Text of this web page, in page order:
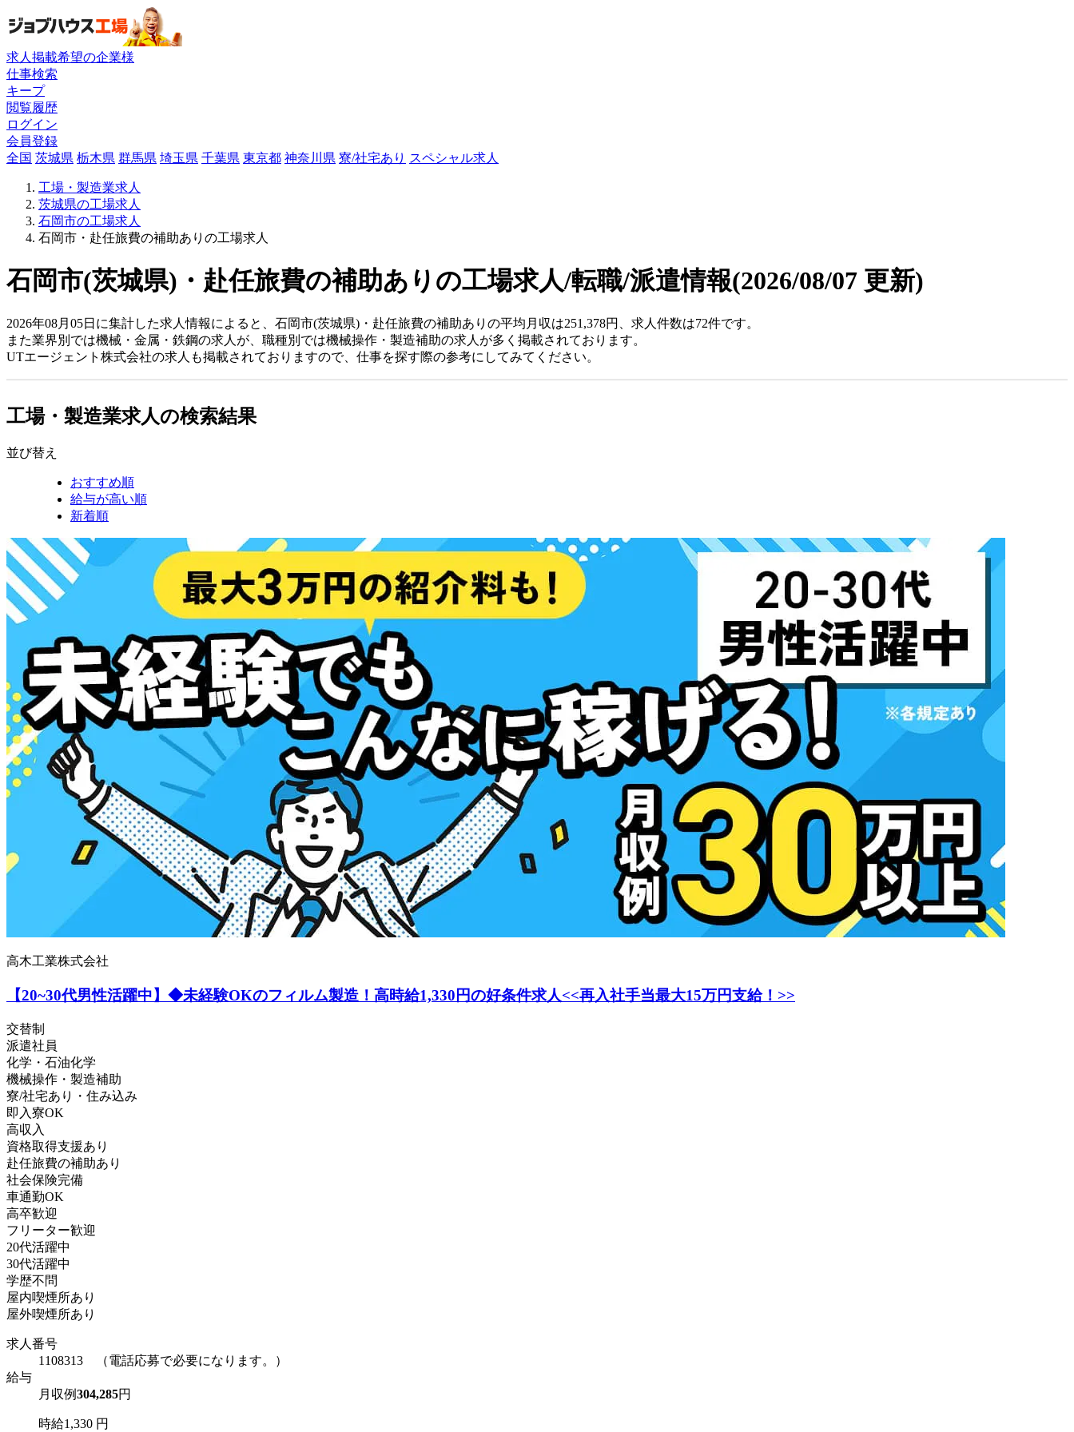
求人掲載希望の企業様
仕事検索
キープ
閲覧履歴
ログイン
会員登録
全国 茨城県 栃木県 群馬県 埼玉県 千葉県 東京都 神奈川県 寮/社宅あり スペシャル求人
工場・製造業求人
茨城県の工場求人
石岡市の工場求人
石岡市・赴任旅費の補助ありの工場求人
石岡市(茨城県)・赴任旅費の補助ありの工場求人/転職/派遣情報(2026/08/07 更新)
2026年08月05日に集計した求人情報によると、石岡市(茨城県)・赴任旅費の補助ありの平均月収は251,378円、求人件数は72件です。
また業界別では機械・金属・鉄鋼の求人が、職種別では機械操作・製造補助の求人が多く掲載されております。
UTエージェント株式会社の求人も掲載されておりますので、仕事を探す際の参考にしてみてください。
工場・製造業求人の検索結果
並び替え
おすすめ順
給与が高い順
新着順
高木工業株式会社
【20~30代男性活躍中】◆未経験OKのフィルム製造！高時給1,330円の好条件求人<<再入社手当最大15万円支給！>>
交替制
派遣社員
化学・石油化学
機械操作・製造補助
寮/社宅あり・住み込み
即入寮OK
高収入
資格取得支援あり
赴任旅費の補助あり
社会保険完備
車通勤OK
高卒歓迎
フリーター歓迎
20代活躍中
30代活躍中
学歴不問
屋内喫煙所あり
屋外喫煙所あり
求人番号
1108313 （電話応募で必要になります。）
給与
月収例304,285円
時給1,330 円